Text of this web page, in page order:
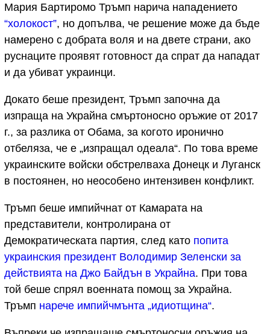
Мария Бартиромо Тръмп нарича нападението
“холокост”, но допълва, че решение може да бъде
намерено с добрата воля и на двете страни, ако
руснаците проявят готовност да спрат да нападат
и да убиват украинци.
Докато беше президент, Тръмп започна да
изпраща на Украйна смъртоносно оръжие от 2017
г., за разлика от Обама, за когото иронично
отбеляза, че е „изпращал одеала“. По това време
украинските войски обстрелваха Донецк и Луганск
в постоянен, но неособено интензивен конфликт.
Тръмп беше импийчнат от Камарата на
представители, контролирана от
Демократическата партия, след като попита
украинския президент Володимир Зеленски за
действията на Джо Байдън в Украйна. При това
той беше спрял военната помощ за Украйна.
Тръмп нарече импийчмънта „идиотщина“.